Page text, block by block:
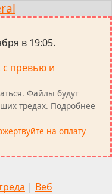
в 19:05.
с превью и
Файлы будут
тредах. Подробнее
на оплату
| Веб